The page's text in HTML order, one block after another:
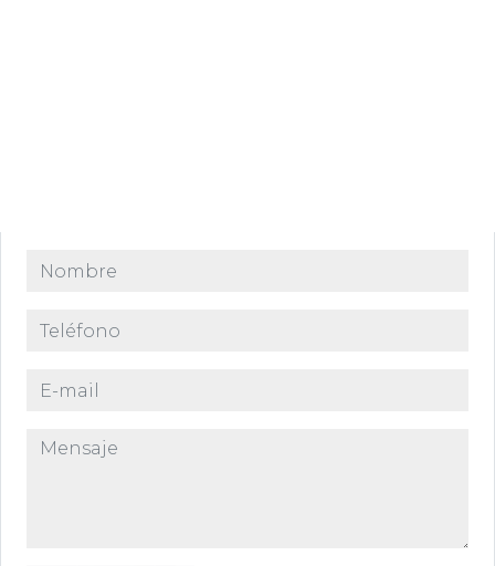
Nombre
Teléfono
E-mail
Mensaje